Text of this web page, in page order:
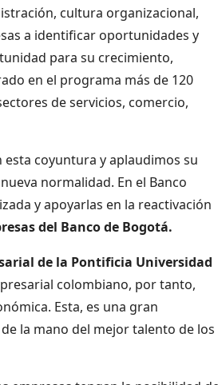
cultura organizacional,
a identificar oportunidades y
para su crecimiento,
en el programa más de 120
de servicios, comercio,
coyuntura y aplaudimos su
normalidad. En el Banco
y apoyarlas en la reactivación
del Banco de Bogotá.
de la Pontificia Universidad
colombiano, por tanto,
Esta, es una gran
la mano del mejor talento de los